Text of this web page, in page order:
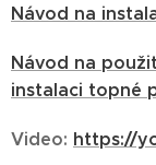
Návod na
Návod na
instalaci topné
Video: https://